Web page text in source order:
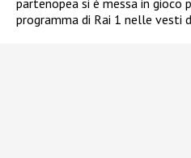
partenopea si è messa in gioco
programma di Rai 1 nelle vesti